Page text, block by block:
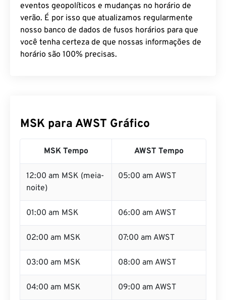
eventos geopolíticos e mudanças no horário de
verão. É por isso que atualizamos regularmente
nosso banco de dados de fusos horários para que
você tenha certeza de que nossas informações de
horário são 100% precisas.
MSK para AWST Gráfico
MSK Tempo AWST Tempo
12:00 am MSK (meia-
noite)
05:00 am AWST
01:00 am MSK 06:00 am AWST
02:00 am MSK 07:00 am AWST
03:00 am MSK 08:00 am AWST
04:00 am MSK 09:00 am AWST